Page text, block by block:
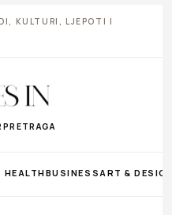
KULTURI, LJEPOTI I
PRETRAGA
HEALTHBUSINESS ART &